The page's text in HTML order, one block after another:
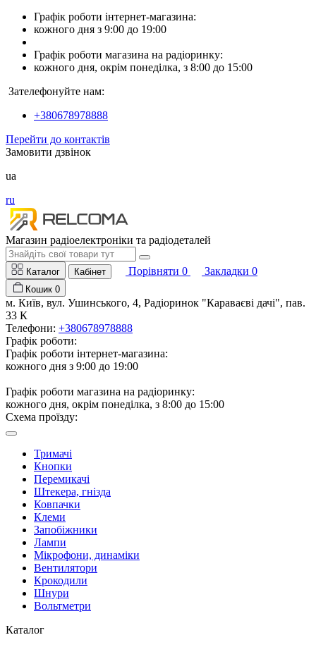
Графік роботи інтернет-магазина:
кожного дня з 9:00 до 19:00
Графік роботи магазина на радіоринку:
кожного дня, окрім понеділка, з 8:00 до 15:00
Зателефонуйте нам:
+380678978888
Перейти до контактів
Замовити дзвінок
ua
ru
Магазин радіоелектроніки та радіодеталей
Каталог Кабінет Порівняти 0 Закладки 0
Кошик 0
м. Київ, вул. Ушинського, 4, Радіоринок "Караваєві дачі", пав.
33 К
Телефони: +380678978888
Графік роботи:
Графік роботи інтернет-магазина:
кожного дня з 9:00 до 19:00
Графік роботи магазина на радіоринку:
кожного дня, окрім понеділка, з 8:00 до 15:00
Схема проїзду:
Тримачі
Кнопки
Перемикачі
Штекера, гнізда
Ковпачки
Клеми
Запобіжники
Лампи
Мікрофони, динаміки
Вентилятори
Крокодили
Шнури
Вольтметри
Каталог